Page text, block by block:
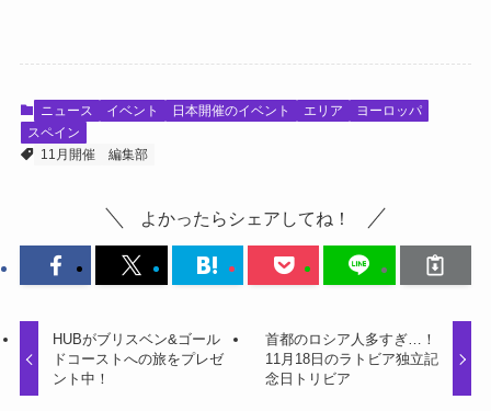
ニュース イベント 日本開催のイベント エリア
ヨーロッパ
スペイン
11月開催
編集部
よかったらシェアしてね！
HUBがブリスベン&ゴール
ドコーストへの旅をプレゼ
ント中！
首都のロシア人多すぎ…！
11月18日のラトビア独立記
念日トリビア